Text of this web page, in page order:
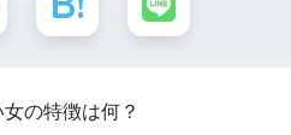
の特徴は何？